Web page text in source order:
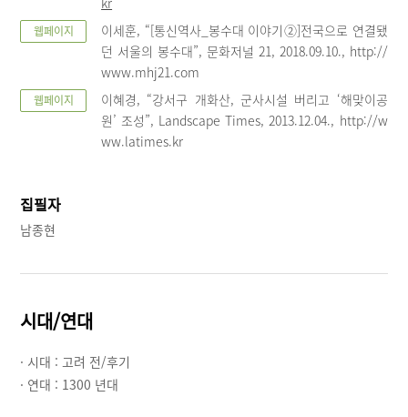
웹페이지
이세훈, “[통신역사_봉수대 이야기②]전국으로 연결됐
던 서울의 봉수대”, 문화저널 21, 2018.09.10., http://
www.mhj21.com
웹페이지
이혜경, “강서구 개화산, 군사시설 버리고 ‘해맞이공
원’ 조성”, Landscape Times, 2013.12.04., http://w
ww.latimes.kr
집필자
남종현
시대/연대
· 시대 :고려 전/후기
· 연대 : 1300 년대